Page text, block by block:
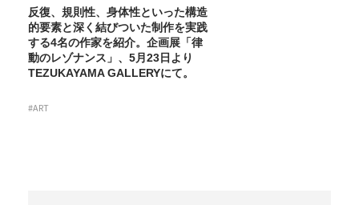
反復、規則性、身体性といった構造
的要素と深く結びついた制作を実践
する4名の作家を紹介。企画展「律
動のレゾナンス」、5月23日より
TEZUKAYAMA GALLERYにて。
#ART